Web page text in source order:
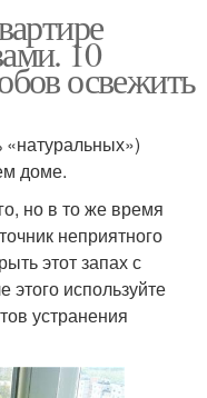
10
освежить
«натуральных»)
доме.
но в то же время
неприятного
этот запах с
используйте
устранения